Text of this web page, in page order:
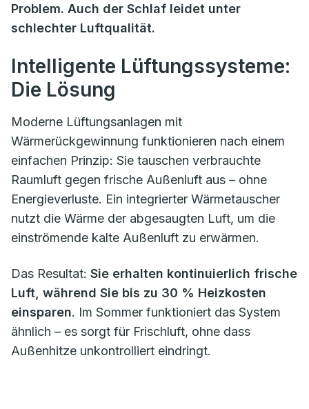
Problem. Auch der Schlaf leidet unter
schlechter Luftqualität.
Intelligente Lüftungssysteme:
Die Lösung
Moderne Lüftungsanlagen mit
Wärmerückgewinnung funktionieren nach einem
einfachen Prinzip: Sie tauschen verbrauchte
Raumluft gegen frische Außenluft aus – ohne
Energieverluste. Ein integrierter Wärmetauscher
nutzt die Wärme der abgesaugten Luft, um die
einströmende kalte Außenluft zu erwärmen.
Das Resultat: Sie erhalten kontinuierlich frische
Luft, während Sie bis zu 30 % Heizkosten
einsparen. Im Sommer funktioniert das System
ähnlich – es sorgt für Frischluft, ohne dass
Außenhitze unkontrolliert eindringt.